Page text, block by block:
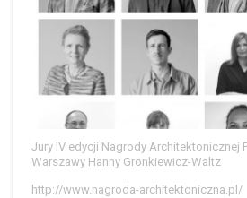
Jury IV edycji Nagrody Architektonicznej
Warszawy Hanny Gronkiewicz-Waltz
http://www.nagroda-architektoniczna.pl/